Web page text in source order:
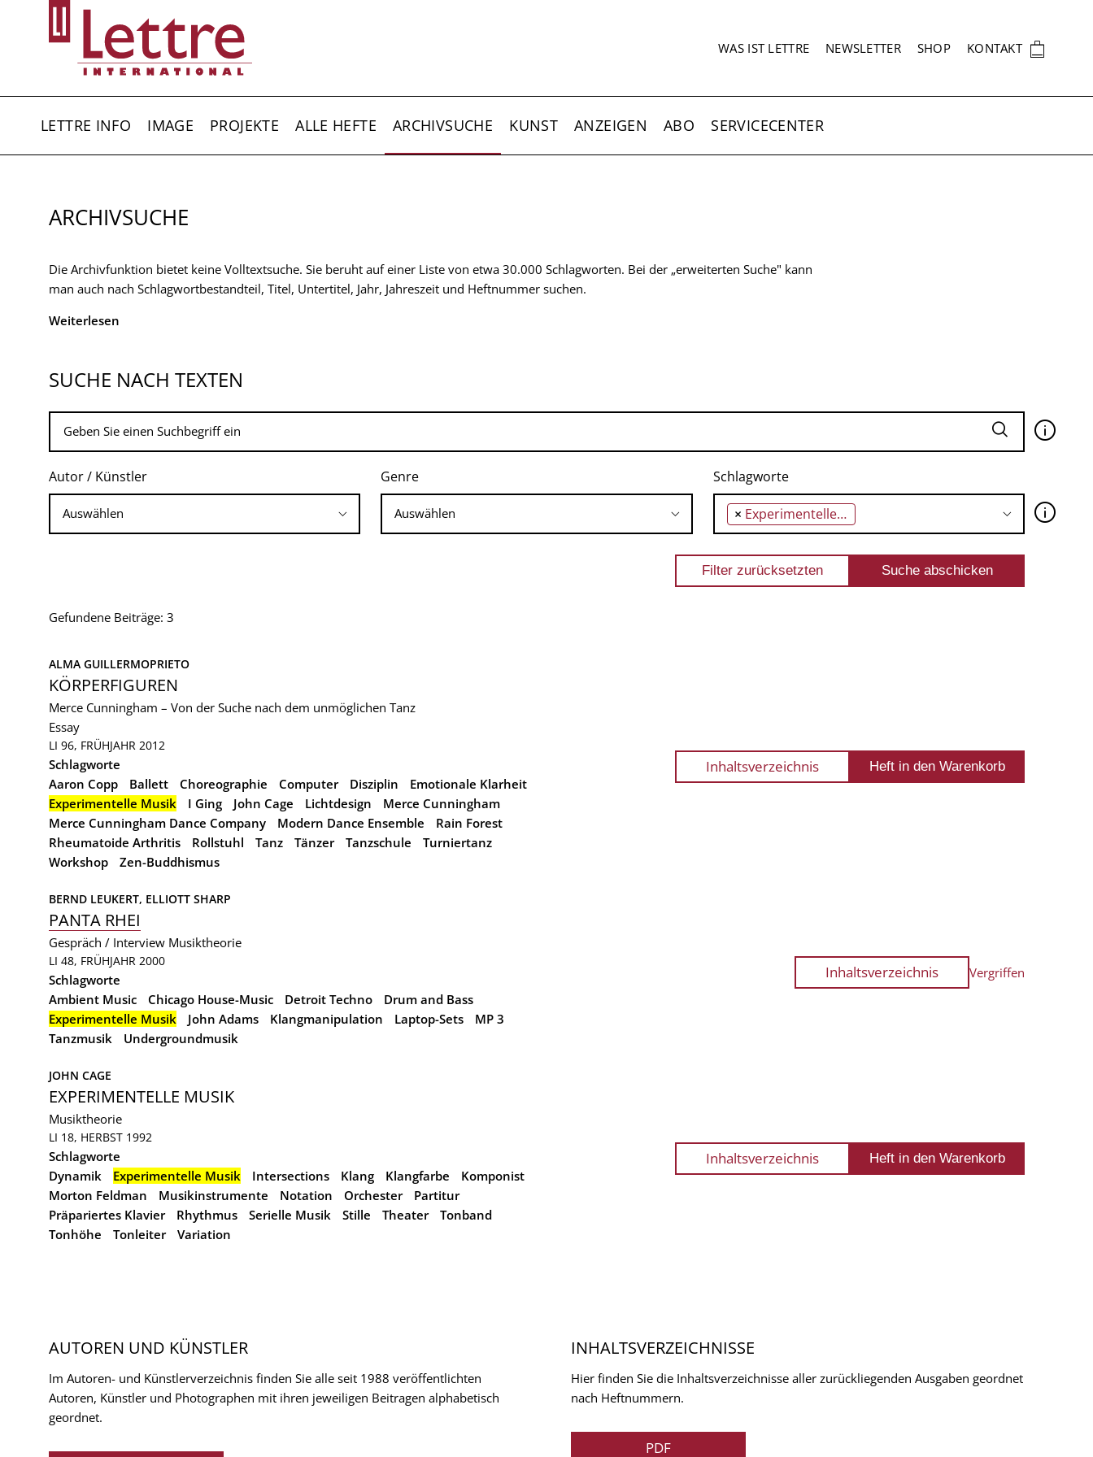
SEKUNDÄRNAVIGATION
WAS IST LETTRE NEWSLETTER SHOP KONTAKT 🛍
LETTRE INFO IMAGE PROJEKTE ALLE HEFTE ARCHIVSUCHE KUNST ANZEIGEN ABO SERVICECENTER
ARCHIVSUCHE
Die Archivfunktion bietet keine Volltextsuche. Sie beruht auf einer Liste von etwa 30.000 Schlagworten. Bei der „erweiterten Suche" kann
man auch nach Schlagwortbestandteil, Titel, Untertitel, Jahr, Jahreszeit und Heftnummer suchen.
Weiterlesen
SUCHE NACH TEXTEN
🛈
Autor / Künstler Genre Schlagworte
× Experimentelle Musik 🛈
Gefundene Beiträge: 3
ALMA GUILLERMOPRIETO
KÖRPERFIGUREN
Merce Cunningham – Von der Suche nach dem unmöglichen Tanz
Essay
LI 96, FRÜHJAHR 2012
Schlagworte
Aaron Copp
Ballett Choreographie Computer Disziplin
Emotionale Klarheit
Experimentelle Musik
I Ging John Cage Lichtdesign
Merce Cunningham
Merce Cunningham Dance Company
Modern Dance Ensemble
Rain Forest
Rheumatoide Arthritis
Rollstuhl Tanz Tänzer Tanzschule
Turniertanz
Workshop
Zen-Buddhismus
Inhaltsverzeichnis
BERND LEUKERT, ELLIOTT SHARP
PANTA RHEI
Gespräch / Interview Musiktheorie
LI 48, FRÜHJAHR 2000
Schlagworte
Ambient Music
Chicago House-Music Detroit Techno
Drum and Bass
Experimentelle Musik
John Adams Klangmanipulation Laptop-Sets
MP 3
Tanzmusik
Undergroundmusik
Inhaltsverzeichnis Vergriffen
JOHN CAGE
EXPERIMENTELLE MUSIK
Musiktheorie
LI 18, HERBST 1992
Schlagworte
Dynamik
Experimentelle Musik Intersections Klang Klangfarbe
Komponist
Morton Feldman
Musikinstrumente Notation Orchester
Partitur
Präpariertes Klavier
Rhythmus Serielle Musik Stille Theater
Tonband
Tonhöhe
Tonleiter Variation
Inhaltsverzeichnis
AUTOREN UND KÜNSTLER
Im Autoren- und Künstlerverzeichnis finden Sie alle seit 1988 veröffentlichten
Autoren, Künstler und Photographen mit ihren jeweiligen Beitragen alphabetisch
geordnet.
INHALTSVERZEICHNISSE
Hier finden Sie die Inhaltsverzeichnisse aller zurückliegenden Ausgaben geordnet
nach Heftnummern.
PDF